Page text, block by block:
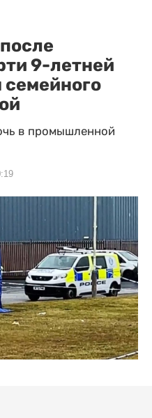
9-летней
семейного
в промышленной